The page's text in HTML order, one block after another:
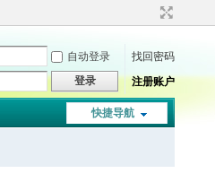
自动登录
找回密码
登录 注册账户
快捷导航